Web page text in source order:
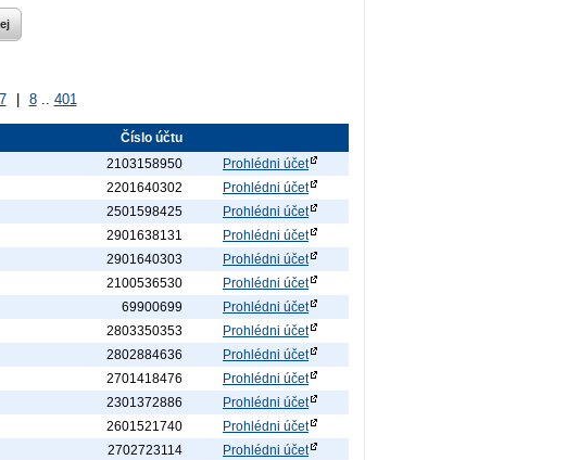
7 8.. 401
Číslo účtu
2103158950
Prohlédni účet
2201640302
Prohlédni účet
2501598425
Prohlédni účet
2901638131
Prohlédni účet
2901640303
Prohlédni účet
2100536530
Prohlédni účet
69900699
Prohlédni účet
2803350353
Prohlédni účet
2802884636
Prohlédni účet
2701418476
Prohlédni účet
2301372886
Prohlédni účet
2601521740
Prohlédni účet
2702723114
Prohlédni účet